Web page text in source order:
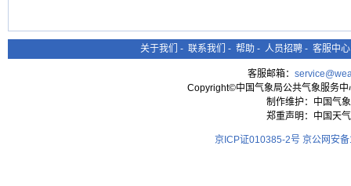
关于我们 - 联系我们 - 帮助 - 人员招聘 - 客服中心
客服邮箱：
Copyright©中国气象局公共气象服务
制作维护：中国气
郑重声明：中国天
京ICP证010385-2号 京公网安